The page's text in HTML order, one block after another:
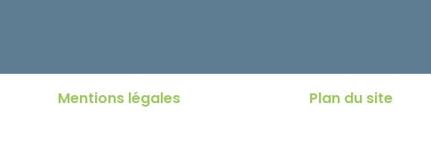
Mentions légales Plan du site